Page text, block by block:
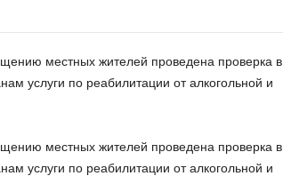
местных жителей проведена проверка в
услуги по реабилитации от алкогольной и
местных жителей проведена проверка в
услуги по реабилитации от алкогольной и